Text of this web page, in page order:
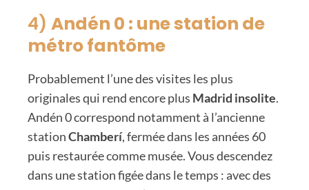
4) Andén 0 : une station de
métro fantôme
Probablement l’une des visites les plus
originales qui rend encore plus Madrid insolite.
Andén 0 correspond notamment à l’ancienne
stationChamberí, fermée dans les années 60
puis restaurée comme musée. Vous descendez
dans une station figée dans le temps : avec des